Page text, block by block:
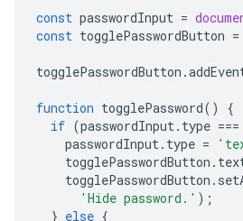
const passwordInput =
const togglePasswordButton =
togglePasswordButton .
function togglePassword()
{
if (passwordInput . type ===
passwordInput . type =
togglePasswordButton .
togglePasswordButton .
'Hide password.' );
} else {